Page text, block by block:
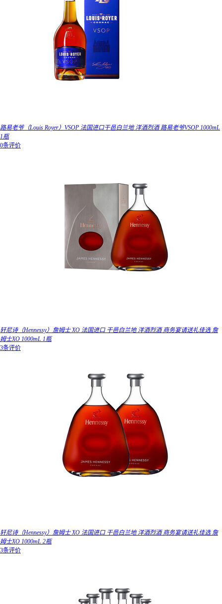
路易老爷（Louis Royer）VSOP 法国进口干邑白兰地 洋酒烈酒 路易老爷VSOP 1000mL
1瓶
0条评价
轩尼诗（Hennessy）詹姆士 XO 法国进口 干邑白兰地 洋酒烈酒 商务宴请送礼佳选 詹
姆士XO 1000mL 1瓶
3条评价
轩尼诗（Hennessy）詹姆士 XO 法国进口 干邑白兰地 洋酒烈酒 商务宴请送礼佳选 詹
姆士XO 1000mL 2瓶
3条评价